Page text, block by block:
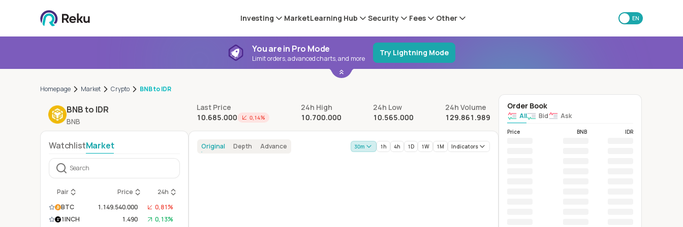
Investing MarketLearning Hub Security Fees Other EN
You are in Pro Mode
Limit orders, advanced charts, and more
Try Lightning Mode
Homepage Market Crypto BNB to IDR
BNB to IDR
BNB
WatchlistMarket
Pair Price
24h
BTC
1.149.540.000
0,81%
1INCH
1.490 0,13%
Last Price
10.685.000
0,14%
24h High
10.700.000
24h Low
10.565.000
24h Volume
129.861.989
Original Depth Advance 30m 1h 4h 1D 1W 1M Indicators
Order Book
All Bid Ask
Price BNB IDR